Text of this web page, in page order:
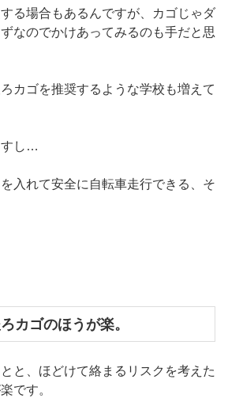
る場合もあるんですが、カゴじゃダ
なのでかけあってみるのも手だと思
カゴを推奨するような学校も増えて
すし…
入れて安全に自転車走行できる、そ
カゴのほうが楽。
と、ほどけて絡まるリスクを考えた
です。